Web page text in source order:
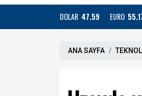
DOLAR 47.59 EURO
ANA SAYFA